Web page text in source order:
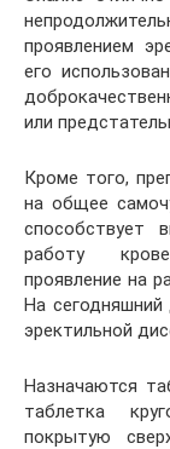
проявлением
его
или
Кроме того,
на общее
способствует
работу
проявление на
На
эректильной
Назначаются
таблетка
покрытую